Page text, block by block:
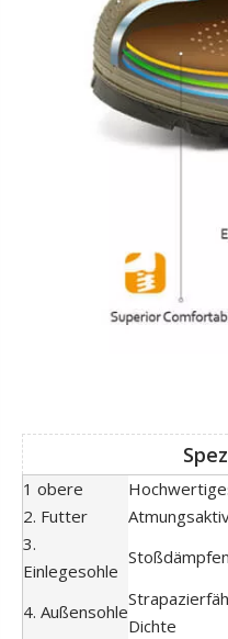
1 obere
2. Futter
3.
Einlegesohle
4. Außensohle
Dichte